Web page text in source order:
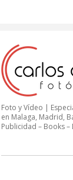
Foto y Vídeo |
en Malaga, Madrid,
Publicidad – Books